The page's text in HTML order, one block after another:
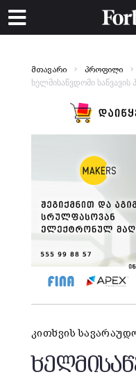
მთავარი პროფილი
ხელმისაწვდომი
კითხვის